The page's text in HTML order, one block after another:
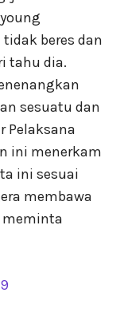
beres dan
tahu dia.
sesuatu dan
Pelaksana
ini menerkam
ini sesuai
membawa
meminta